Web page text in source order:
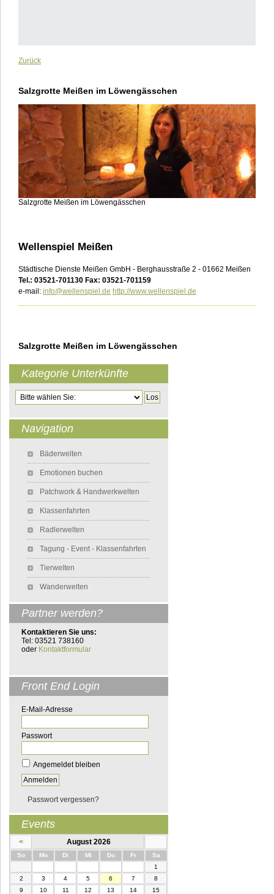
Zurück
Salzgrotte Meißen im Löwengässchen
Salzgrotte Meißen im Löwengässchen
Wellenspiel Meißen
Städtische Dienste Meißen GmbH - Berghausstraße 2 - 01662 Meißen
Tel.: 03521-701130 Fax: 03521-701159
e-mail: info@wellenspiel.de http://www.wellenspiel.de
Salzgrotte Meißen im Löwengässchen
Kategorie Unterkünfte
Zielseite
Navigation
Bäderwelten
Emotionen buchen
Patchwork & Handwerkwelten
Klassenfahrten
Radlerwelten
Tagung - Event - Klassenfahrten
Tierwelten
Wanderwelten
Partner werden?
Kontaktieren Sie uns:
Tel: 03521 738160
oder Kontaktformular
Front End Login
E-Mail-Adresse
Passwort
Angemeldet bleiben
Passwort vergessen?
Events
< August 2026
SonntagMontag Di enstagMittwochDonnerstag
Freitag Samstag
1
2
3 4 5 6 7
8
9
10 11 12 13 14
15